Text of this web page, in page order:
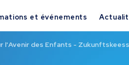
et événements
l'Avenir des Enfants - Zukunftskeess